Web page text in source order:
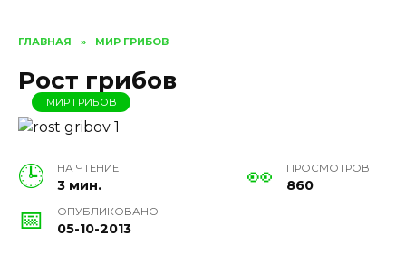
ГЛАВНАЯ » МИР ГРИБОВ
Рост грибов
МИР ГРИБОВ
НА ЧТЕНИЕ
3 мин.
ПРОСМОТРОВ
860
ОПУБЛИКОВАНО
05-10-2013